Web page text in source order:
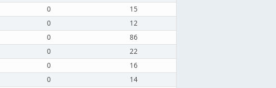
0
15
0
12
0
86
0
22
0
16
0
14